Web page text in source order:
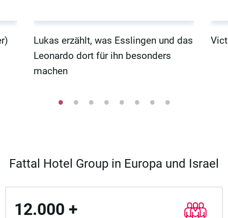
Lukas erzählt, was Esslingen und das
Leonardo dort für ihn besonders
machen
Fattal Hotel Group in Europa und Israel
12.000 +